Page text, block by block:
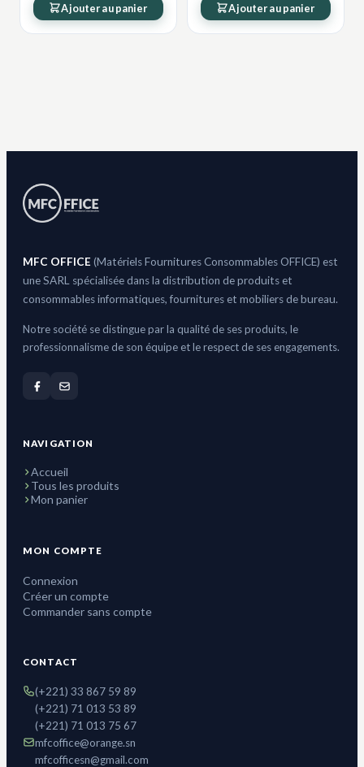
Ajouter au panier Ajouter au panier
MFC OFFICE (Matériels Fournitures Consommables OFFICE) est
une SARL spécialisée dans la distribution de produits et
consommables informatiques, fournitures et mobiliers de bureau.
Notre société se distingue par la qualité de ses produits, le
professionnalisme de son équipe et le respect de ses engagements.
NAVIGATION
Accueil
Tous les produits
Mon panier
MON COMPTE
Connexion
Créer un compte
Commander sans compte
CONTACT
(+221) 33 867 59 89
(+221) 71 013 53 89
(+221) 71 013 75 67
mfcoffice@orange.sn
mfcofficesn@gmail.com